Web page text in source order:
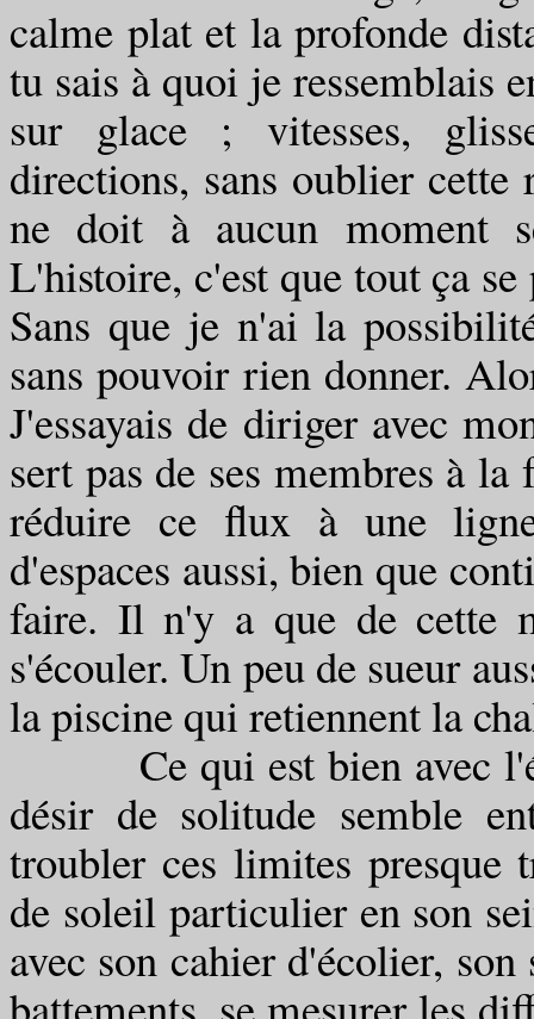
calme plat et la profonde
tu sais à quoi je ressemblais
sur glace ; vitesses,
directions, sans oublier
ne doit à aucun moment
L'histoire, c'est que tout ça
Sans que je n'ai la
sans pouvoir rien donner.
J'essayais de diriger avec
sert pas de ses membres à
réduire ce flux à une
d'espaces aussi, bien que
faire. Il n'y a que de cette
s'écouler. Un peu de sueur
la piscine qui retiennent la
Ce qui est bien avec
désir de solitude semble
troubler ces limites presque
de soleil particulier en son
avec son cahier d'écolier,